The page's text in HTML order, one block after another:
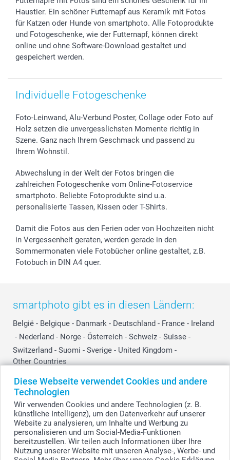
Diese Webseite verwendet Cookies und andere
Technologien
Wir verwenden Cookies und andere Technologien (z. B.
künstliche Intelligenz), um den Datenverkehr auf unserer
Website zu analysieren, um Inhalte und Werbung zu
personalisieren und um Social-Media-Funktionen
bereitzustellen. Wir teilen auch Informationen über Ihre
Nutzung unserer Website mit unseren Analyse-, Werbe- und
Sticker & Etiketten
Geschenk-Gutscheine (PDF)
Presse
Partnerprogramme
Investor Relations
B2B smartbusiness
Widerrufsrecht
Kommunion & Konfirmation
Hochzeit
Geburtstag
Geburt
Zu allen Anlässen
48h Lieferung
Zahlungsmöglichkeiten
Anmelden /Registrieren
Sitemap
Status der Bestellung
smartbonus
Haustier. Ein schöner Futternapf aus Keramik mit Fotos
für Katzen oder Hunde von smartphoto. Alle Fotoprodukte
und Fotogeschenke, wie der Futternapf, können direkt
online und ohne Software-Download gestaltet und
gespeichert werden.
Individuelle Fotogeschenke
Foto-Leinwand, Alu-Verbund Poster, Collage oder Foto auf
Holz setzen die unvergesslichsten Momente richtig in
Szene. Ganz nach Ihrem Geschmack und passend zu
Ihrem Wohnstil.
Abwechslung in der Welt der Fotos bringen die
zahlreichen Fotogeschenke vom Online-Fotoservice
smartphoto. Beliebte Fotoprodukte sind u.a.
personalisierte Tassen, Kissen oder T-Shirts.
Damit die Fotos aus den Ferien oder von Hochzeiten nicht
in Vergessenheit geraten, werden gerade in den
Sommermonaten viele Fotobücher online gestaltet, z.B.
Fotobuch in DIN A4 quer.
smartphoto gibt es in diesen Ländern:
België - Belgique - Danmark - Deutschland - France - Ireland
- Nederland - Norge - Österreich - Schweiz - Suisse -
Switzerland - Suomi - Sverige - United Kingdom -
Other Countries
© smartphoto Group. Alle Rechte vorbehalten.
Alle Preise verstehen sich in Schweizer Franken (CHF) inkl. MwSt. und zzgl.
Versandkosten.